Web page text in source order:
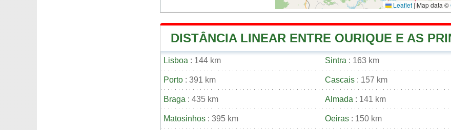
Leaflet |Map data ©
DISTÂNCIA LINEAR ENTRE OURIQUE E AS
Lisboa : 144 km Sintra : 163 km
Porto : 391 km Cascais : 157 km
Braga : 435 km Almada : 141 km
Matosinhos : 395 km Oeiras : 150 km